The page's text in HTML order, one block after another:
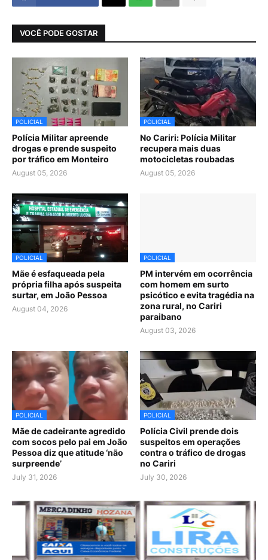
VOCÊ PODE GOSTAR
POLICIAL
Polícia Militar apreende
drogas e prende suspeito
por tráfico em Monteiro
August 05, 2026
POLICIAL
No Cariri: Polícia Militar
recupera mais duas
motocicletas roubadas
August 05, 2026
POLICIAL
Mãe é esfaqueada pela
própria filha após suspeita
surtar, em João Pessoa
August 04, 2026
POLICIAL
PM intervém em ocorrência
com homem em surto
psicótico e evita tragédia na
zona rural, no Cariri
paraibano
August 03, 2026
POLICIAL
Mãe de cadeirante agredido
com socos pelo pai em João
Pessoa diz que atitude ‘não
surpreende’
July 31, 2026
POLICIAL
Polícia Civil prende dois
suspeitos em operações
contra o tráfico de drogas
no Cariri
July 30, 2026